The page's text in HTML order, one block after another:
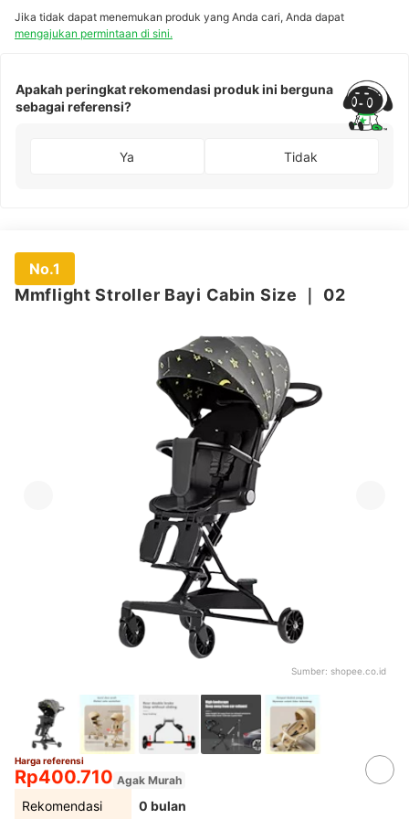
Jika tidak dapat menemukan produk yang Anda cari, Anda dapat
mengajukan permintaan di sini.
Apakah peringkat rekomendasi produk ini berguna
sebagai referensi?
Ya Tidak
No.1
Mmflight Stroller Bayi Cabin Size 02
Sumber: shopee.co.id
Harga referensi
Rp400.710 Agak Murah
Rekomendasi
0 bulan